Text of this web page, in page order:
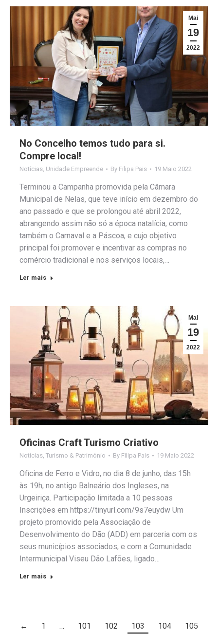
Mai
19
2022
No Concelho temos tudo para si.
Compre local!
Notícias Unidade Empreende By Filipa Pais 19 Maio 2022
Terminou a Campanha promovida pela Câmara
Municipal de Nelas, que teve início em dezembro do
ano passado e que se prolongou até abril 2022,
abrangendo assim não só a época natalícia, como
também o Carnaval e a Páscoa, e cujo objetivo
principal foi promover e incentivar as compras no
comércio tradicional e nos serviços locais,…
Ler mais
Mai
19
2022
Oficinas Craft Turismo Criativo
Notícias, Turismo & Património By Filipa Pais 19 Maio 2022
Oficina de Ferro e Vidro, no dia 8 de junho, das 15h
às 19h, no antigo Balneário dos Ingleses, na
Urgeiriça. Participação limitada a 10 pessoas
Inscrições em https://tinyurl.com/9s7euydw Um
projeto promovido pela Associação de
Desenvolvimento do Dão (ADD) em parceria com os
seus municípios associados, e com a Comunidade
Intermunicipal Viseu Dão Lafões, ligado…
Ler mais
← 1 … 101 102 103 104
105